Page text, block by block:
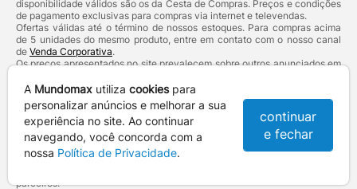
disponibilidade válidos são os da Cesta de Compras. Preços e condições
de pagamento exclusivas para compras via internet e televendas.
Ofertas válidas até o término de nossos estoques. Para compras acima
de 5 unidades do mesmo produto, entre em contato com o nosso canal
de Venda Corporativa.
Os preços apresentados no site prevalecem sobre outros anunciados em
Defesa do Consumidor:Lei nº 8.078.
Vendas sujeitas à confirmação de dados e análises de crédito e risco.
Razão Social: Hayamax Distribuidora de Produtos Eletrônicos Ltda -
CNPJ: 01.725.627/0002-53 - Endereço: R. Senador Souza Naves, 9 -
Centro - CEP: 86010-921 - Londrina / PR
Mundomax. 2007 - 2026 - Todos os direitos reservados. - Fotos e
parceiros.
A Mundomax utiliza cookiespara
personalizar anúncios e melhorar a sua
experiência no site. Ao continuar
navegando, você concorda com a
nossa Política de Privacidade.
continuar
e fechar